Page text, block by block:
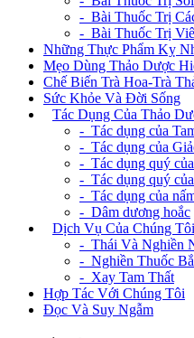
- Bài Thuốc Trị
- Bài Thuốc Trị
Những Thực Phẩm Kỵ
Mẹo Dùng Thảo Dược
Chế Biến Trà Hoa-Trà
Sức Khỏe Và Đời Sống
Tác Dụng Của Thảo
- Tác dụng của
- Tác dụng của
- Tác dụng quý
- Tác dụng quý
- Tác dụng của
- Dâm dương hoắc
Dịch Vụ Của Chúng Tôi
- Thái Và Nghiền
- Nghiền Thuốc
- Xay Tam Thất
Hợp Tác Với Chúng Tôi
Đọc Và Suy Ngẫm